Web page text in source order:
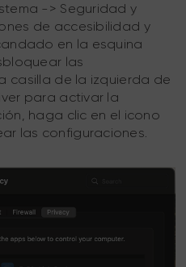
-> Seguridad y
de accesibilidad y
en la esquina
las
casilla de la izquierda de
para activar la
haga clic en el icono
las configuraciones.